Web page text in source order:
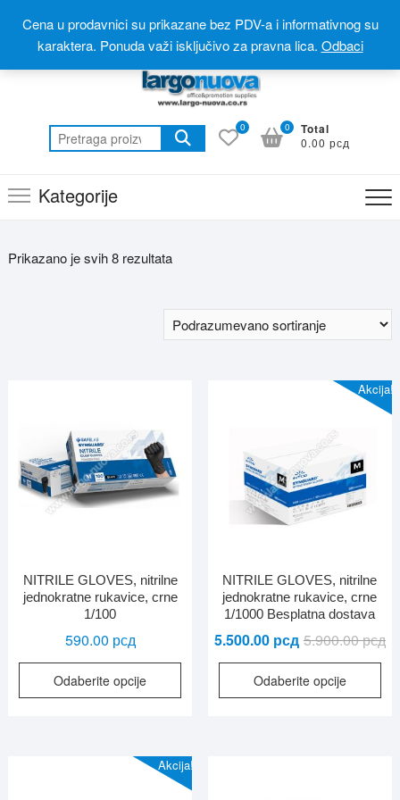
Cena u prodavnici su prikazane bez PDV-a i informativnog su
karaktera. Ponuda važi isključivo za pravna lica. Odbaci
content
Postanite partner
Online prodavnica(webshop)
Online katalog(promotivni materijal)
060 310 6 310
Pretraga
za:
0 Total
0.00 рсд
0
Kategorije
Prikazano je svih 8 rezultata
NITRILE GLOVES, nitrilne
jednokratne rukavice, crne
1/100
590.00 рсд
Odaberite opcije
Ovaj
varijanti.
Opcije
mogu
Akcija!
NITRILE GLOVES, nitrilne
jednokratne rukavice, crne
1/1000 Besplatna dostava
5.900.00рсд
5.500.00 рсд
Odaberite opcije
Akcija!